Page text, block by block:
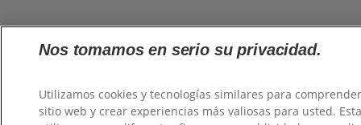
Nos tomamos en serio su privacidad.
Utilizamos cookies y tecnologías similares para
sitio web y crear experiencias más valiosas para usted.